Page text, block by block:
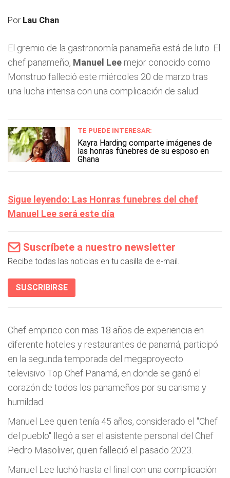
Por Lau Chan
El gremio de la gastronomía panameña está de luto. El
chef panameño, Manuel Lee mejor conocido como
Monstruo falleció este miércoles 20 de marzo tras
una lucha intensa con una complicación de salud.
TE PUEDE INTERESAR:
Kayra Harding comparte imágenes de
las honras fúnebres de su esposo en
Ghana
Sigue leyendo: Las Honras funebres del chef
Manuel Lee será este día
Suscríbete a nuestro newsletter
Recibe todas las noticias en tu casilla de e-mail.
SUSCRIBIRSE
Chef empirico con mas 18 años de experiencia en
diferente hoteles y restaurantes de panamá, participó
en la segunda temporada del megaproyecto
televisivo Top Chef Panamá, en donde se ganó el
corazón de todos los panameños por su carisma y
humildad.
Manuel Lee quien tenía 45 años, considerado el "Chef
del pueblo" llegó a ser el asistente personal del Chef
Pedro Masoliver, quien falleció el pasado 2023.
Manuel Lee luchó hasta el final con una complicación